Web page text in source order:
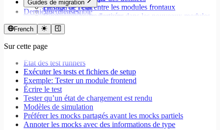
Partage de l'état entre les modules frontaux
Configurer les traductions dans les nouveaux modules
frontend
Formatage des dates
Valider des formulaires avec React Hook Form et Zod
Gestion de l'état
Récupération des données
États de chargement
Mutations et effets secondaires
Formulaires
Espaces de travail
Modales
Styles
Champs de recherche
Internationalisation
Gestion des erreurs
Tests
Performance
Guides de migration
Vue d'ensemble
Migrer vers Rspack et Vitest
Migrer vers Core v6
Dernières releases
French
Sur cette page
État des test runners
Exécuter les tests et fichiers de setup
Exemple: Tester un module frontend
Écrire le test
Tester qu’un état de chargement est rendu
Modèles de simulation
Préférer les mocks partagés avant les mocks partiels
Annoter les mocks avec des informations de type